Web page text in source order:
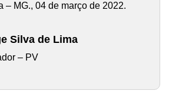
– MG., 04 de março de 2022.
Silva de Lima
– PV